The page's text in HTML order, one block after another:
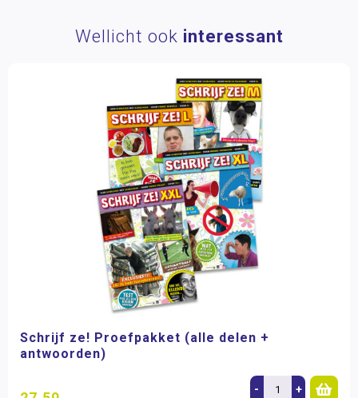
Wellicht ook interessant
Schrijf ze! Proefpakket (alle delen +
antwoorden)
- +